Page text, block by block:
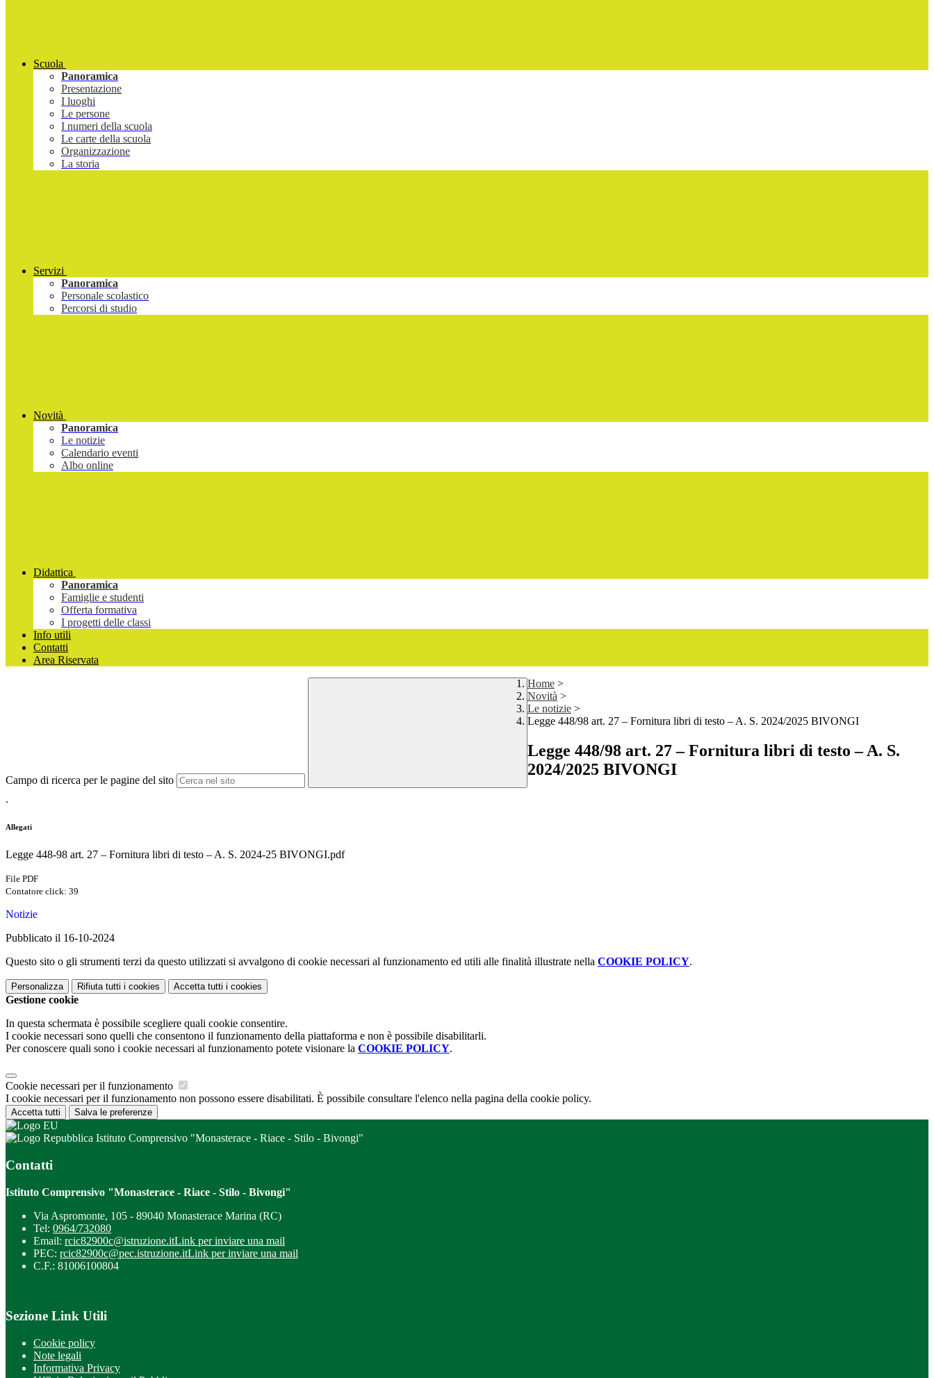
Scuola
Panoramica
Presentazione
I luoghi
Le persone
I numeri della scuola
Le carte della scuola
Organizzazione
La storia
Servizi
Panoramica
Personale scolastico
Percorsi di studio
Novità
Panoramica
Le notizie
Calendario eventi
Albo online
Didattica
Panoramica
Famiglie e studenti
Offerta formativa
I progetti delle classi
Info utili
Contatti
Area Riservata
Campo di ricerca per le pagine del sito
Home >
Novità >
Le notizie >
Legge 448/98 art. 27 – Fornitura libri di testo – A. S. 2024/2025 BIVONGI
Legge 448/98 art. 27 – Fornitura libri di testo – A. S.
2024/2025 BIVONGI
.
Allegati
Legge 448-98 art. 27 – Fornitura libri di testo – A. S. 2024-25 BIVONGI.pdf
File PDF
Contatore click: 39
Notizie
Pubblicato il 16-10-2024
Questo sito o gli strumenti terzi da questo utilizzati si avvalgono di cookie necessari al funzionamento ed utili alle finalità illustrate nella COOKIE POLICY.
Personalizza Rifiuta tutti i cookies Accetta tutti i cookies
Gestione cookie
In questa schermata è possibile scegliere quali cookie consentire.
I cookie necessari sono quelli che consentono il funzionamento della piattaforma e non è possibile disabilitarli.
Per conoscere quali sono i cookie necessari al funzionamento potete visionare la COOKIE POLICY.
Cookie necessari per il funzionamento
I cookie necessari per il funzionamento non possono essere disabilitati. È possibile consultare l'elenco nella pagina della cookie policy.
Accetta tutti Salva le preferenze
Istituto Comprensivo "Monasterace - Riace - Stilo - Bivongi"
Contatti
Istituto Comprensivo "Monasterace - Riace - Stilo - Bivongi"
Via Aspromonte, 105 - 89040 Monasterace Marina (RC)
Tel: 0964/732080
Email: rcic82900c@istruzione.itLink per inviare una mail
PEC: rcic82900c@pec.istruzione.itLink per inviare una mail
C.F.: 81006100804
Sezione Link Utili
Cookie policy
Note legali
Informativa Privacy